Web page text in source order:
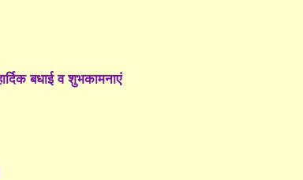
बधाई व शुभकामनाएं